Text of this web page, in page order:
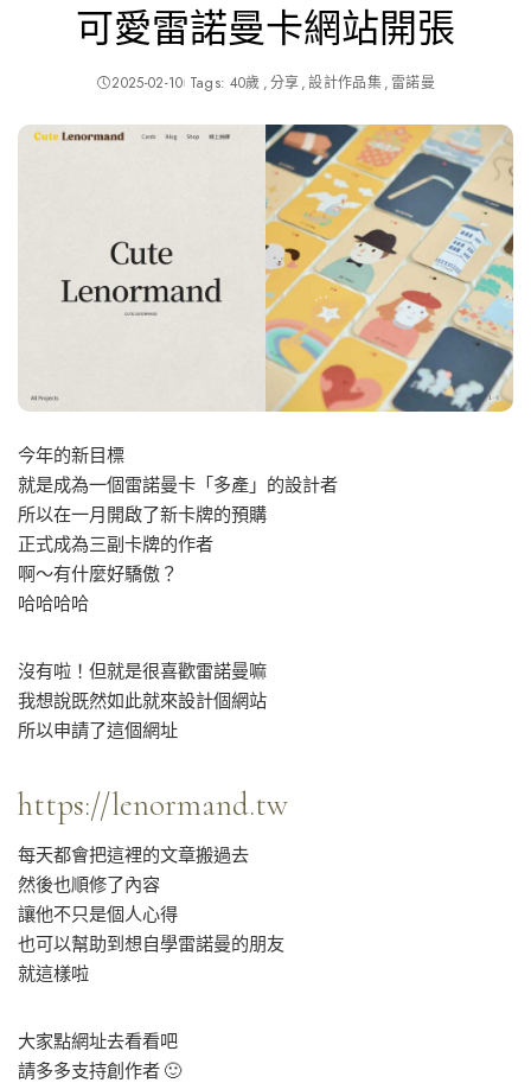
可愛雷諾曼卡網站開張
2025-02-10 Tags: 40歲 分享 設計作品集 雷諾曼
今年的新目標
就是成為一個雷諾曼卡「多產」的設計者
所以在一月開啟了新卡牌的預購
正式成為三副卡牌的作者
啊～有什麼好驕傲？
哈哈哈哈
沒有啦！但就是很喜歡雷諾曼嘛
我想說既然如此就來設計個網站
所以申請了這個網址
https://lenormand.tw
每天都會把這裡的文章搬過去
然後也順修了內容
讓他不只是個人心得
也可以幫助到想自學雷諾曼的朋友
就這樣啦
大家點網址去看看吧
請多多支持創作者 🙂